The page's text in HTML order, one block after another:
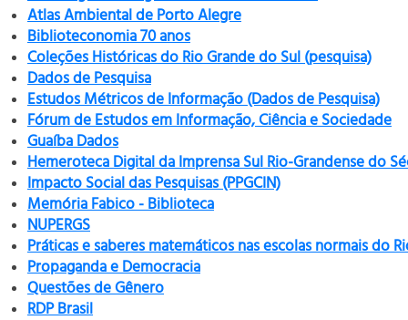
Atlas Ambiental de Porto Alegre
Biblioteconomia 70 anos
Coleções Históricas do Rio Grande do Sul (pesquisa)
Dados de Pesquisa
Estudos Métricos de Informação (Dados de Pesquisa)
Fórum de Estudos em Informação, Ciência e Sociedade
Guaíba Dados
Hemeroteca Digital da Imprensa Sul Rio-Grandense do
Impacto Social das Pesquisas (PPGCIN)
Memória Fabico - Biblioteca
NUPERGS
Práticas e saberes matemáticos nas escolas normais do
Propaganda e Democracia
Questões de Gênero
RDP Brasil